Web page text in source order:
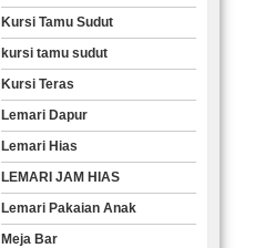
Kursi Tamu Sudut
kursi tamu sudut
Kursi Teras
Lemari Dapur
Lemari Hias
LEMARI JAM HIAS
Lemari Pakaian Anak
Meja Bar